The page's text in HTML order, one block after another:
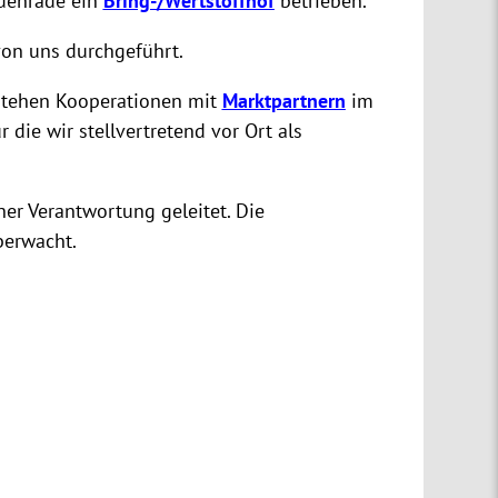
uns durchgeführt.
Kooperationen mit Marktpartnern im
die wir stellvertretend vor Ort als
Verantwortung geleitet. Die